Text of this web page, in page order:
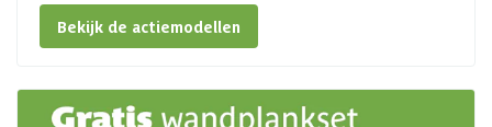
Bekijk de actiemodellen